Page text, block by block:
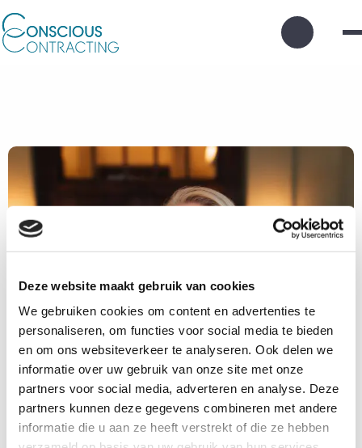
Deze website maakt gebruik van cookies
We gebruiken cookies om content en advertenties te
personaliseren, om functies voor social media te bieden
en om ons websiteverkeer te analyseren. Ook delen we
informatie over uw gebruik van onze site met onze
partners voor social media, adverteren en analyse. Deze
partners kunnen deze gegevens combineren met andere
informatie die u aan ze heeft verstrekt of die ze hebben
Zoek
knop